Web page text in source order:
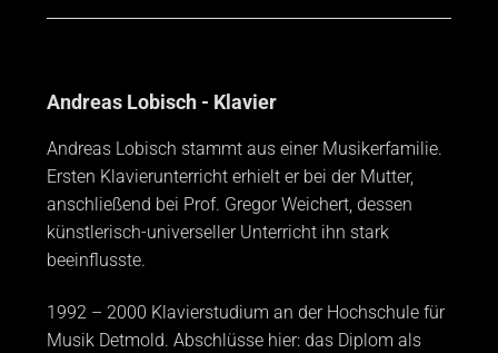
Andreas Lobisch - Klavier
Andreas Lobisch stammt aus einer Musikerfamilie.
Ersten Klavierunterricht erhielt er bei der Mutter,
anschließend bei Prof. Gregor Weichert, dessen
künstlerisch-universeller Unterricht ihn stark
beeinflusste.
1992 – 2000 Klavierstudium an der Hochschule für
Musik Detmold. Abschlüsse hier: das Diplom als